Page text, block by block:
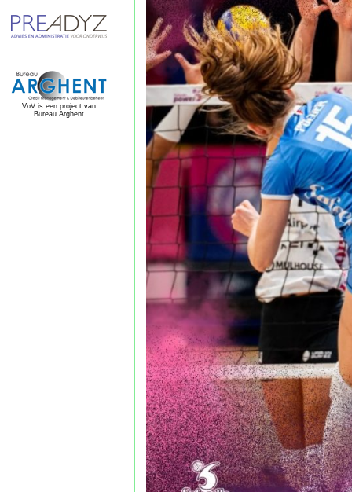
VoV is een project van
Bureau Arghent